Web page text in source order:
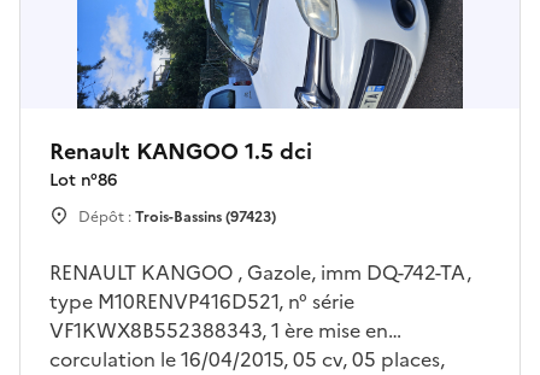
Renault KANGOO 1.5 dci
Lot n°86
Dépôt :Trois-Bassins (97423)
RENAULT KANGOO , Gazole, imm DQ-742-TA,
type M10RENVP416D521, n° série
VF1KWX8B552388343, 1 ère mise en
corculation le 16/04/2015, 05 cv, 05 places,